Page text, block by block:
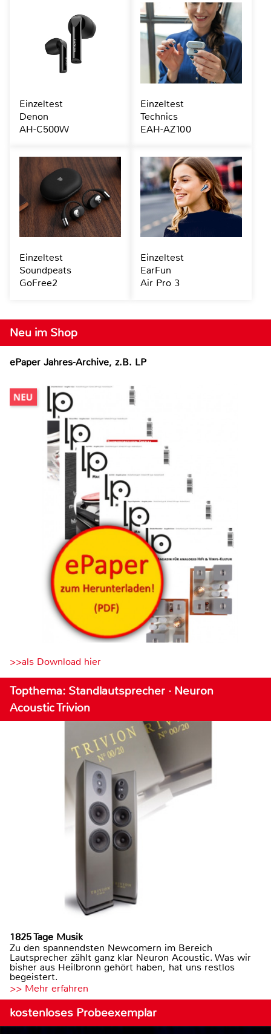
Neu im Shop
ePaper Jahres-Archive, z.B. LP
>>als Download hier
Topthema: Standlautsprecher · Neuron
Acoustic Trivion
1825 Tage Musik
Zu den spannendsten Newcomern im Bereich
Lautsprecher zählt ganz klar Neuron Acoustic. Was wir
bisher aus Heilbronn gehört haben, hat uns restlos
begeistert.
>> Mehr erfahren
kostenloses Probeexemplar
Einzeltest
Denon
AH-C500W
Einzeltest
Technics
EAH-AZ100
Einzeltest
Soundpeats
GoFree2
Einzeltest
EarFun
Air Pro 3